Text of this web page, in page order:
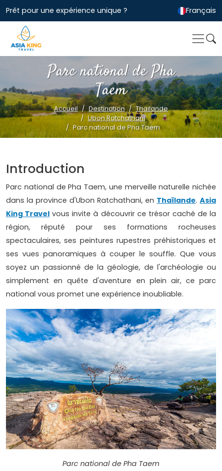
Prêt pour une expérience unique ? Français
Parc national de Pha
Taem
Accueil Destination
Thailande
Ubon Ratchathani
Parc national de Pha Taem
Introduction
Parc national de Pha Taem, une merveille naturelle nichée
dans la province d'Ubon Ratchathani, en Thaïlande. Asia
King Travel vous invite à découvrir ce trésor caché de la
région, réputé pour ses formations rocheuses
spectaculaires, ses peintures rupestres préhistoriques et
ses vues panoramiques à couper le souffle. Que vous
soyez un passionné de la géologie, de l'archéologie ou
simplement en quête d'aventure en plein air, ce parc
national vous promet une expérience inoubliable.
Parc national de Pha Taem